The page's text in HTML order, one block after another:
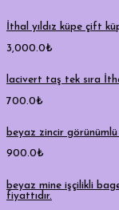
İthal yıldız küpe çift
3,000.0₺
lacivert taş tek sıra
700.0₺
beyaz zincir görünümlü
900.0₺
beyaz mine işçilikli
fiyattıdır.